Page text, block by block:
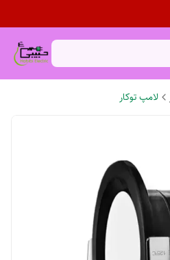
لامپ توکار